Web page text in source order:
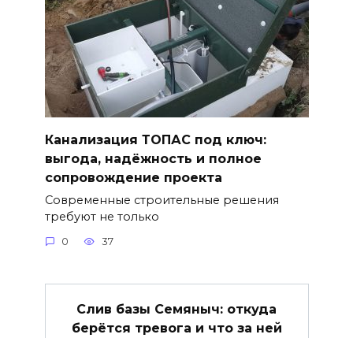
Канализация ТОПАС под ключ:
выгода, надёжность и полное
сопровождение проекта
Современные строительные решения
требуют не только
0 37
Слив базы Семяныч: откуда
берётся тревога и что за ней